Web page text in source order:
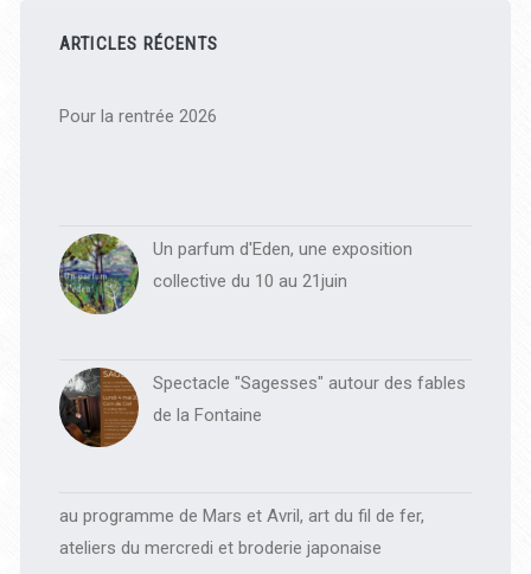
latérale
principale
ARTICLES RÉCENTS
Pour la rentrée 2026
Un parfum d'Eden, une exposition
collective du 10 au 21juin
Spectacle "Sagesses" autour des fables
de la Fontaine
au programme de Mars et Avril, art du fil de fer,
ateliers du mercredi et broderie japonaise